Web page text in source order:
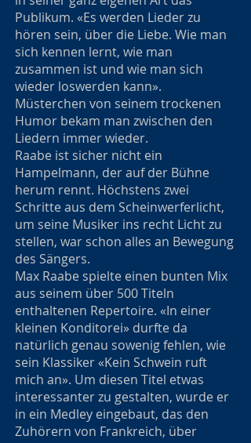
Publikum. «Es werden Lieder zu
hören sein, über die Liebe. Wie man
sich kennen lernt, wie man
zusammen ist und wie man sich
wieder loswerden kann».
Müsterchen von seinem trockenen
Humor bekam man zwischen den
Liedern immer wieder.
Raabe ist sicher nicht ein
Hampelmann, der auf der Bühne
herum rennt. Höchstens zwei
Schritte aus dem Scheinwerferlicht,
um seine Musiker ins recht Licht zu
stellen, war schon alles an Bewegung
des Sängers.
Max Raabe spielte einen bunten Mix
aus seinem über 500 Titeln
enthaltenen Repertoire. «In einer
kleinen Konditorei» durfte da
natürlich genau sowenig fehlen, wie
sein Klassiker «Kein Schwein ruft
mich an». Um diesen Titel etwas
interessanter zu gestalten, wurde er
in ein Medley eingebaut, das den
Zuhörern von Frankreich, über